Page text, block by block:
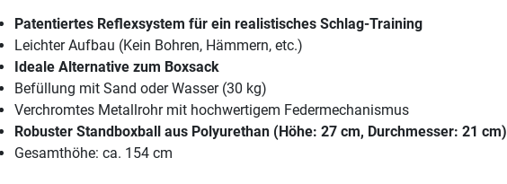
Patentiertes Reflexsystem für ein realistisches Schlag-Training
Leichter Aufbau (Kein Bohren, Hämmern, etc.)
Ideale Alternative zum Boxsack
Befüllung mit Sand oder Wasser (30 kg)
Verchromtes Metallrohr mit hochwertigem Federmechanismus
Robuster Standboxball aus Polyurethan (Höhe: 27 cm, Durchmesser: 21 cm)
Gesamthöhe: ca. 154 cm